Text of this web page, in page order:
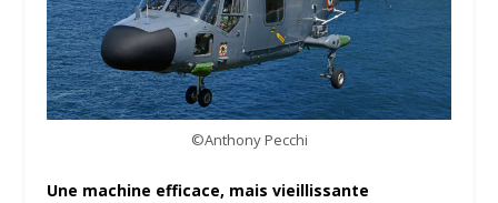
©Anthony Pecchi
Une machine efficace, mais vieillissante